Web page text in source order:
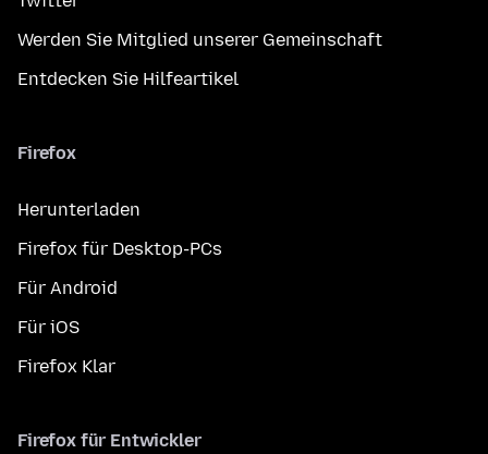
Werden Sie Mitglied unserer Gemeinschaft
Entdecken Sie Hilfeartikel
Firefox
Herunterladen
Firefox für Desktop-PCs
Für Android
Für iOS
Firefox Klar
Firefox für Entwickler